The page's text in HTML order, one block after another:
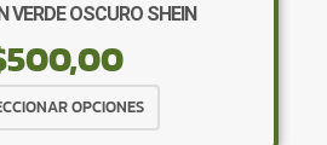
VERDE OSCURO SHEIN
500,00
OPCIONES
producto